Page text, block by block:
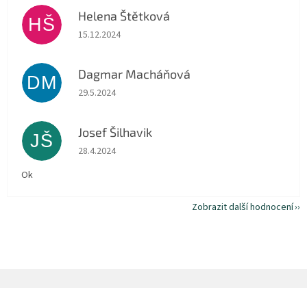
HŠ Helena Štětková
Hodnocení obchodu je 5 z 5 hvězdiček.
15.12.2024
DM Dagmar Macháňová
Hodnocení obchodu je 5 z 5 hvězdiček.
29.5.2024
JŠ Josef Šilhavik
Hodnocení obchodu je 5 z 5 hvězdiček.
28.4.2024
Ok
Zobrazit další hodnocení